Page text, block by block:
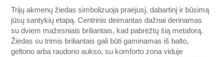
Trijų akmenų žiedas simbolizuoja praėjusį, dabartinį ir būsimą
jūsų santykių etapą. Centrinis deimantas dažnai derinamas
su dviem mažesniais briliantais, kad pabrėžtų šią metaforą.
Žiedas su trimis briliantais gali būti gaminamas iš balto,
geltono arba raudono aukso, su komforto zona viduje